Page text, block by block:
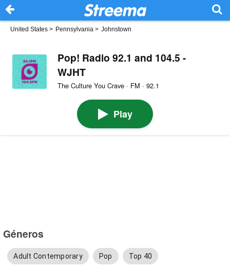
United States > Pennsylvania > Johnstown
Pop! Radio 92.1 and 104.5 -
WJHT
The Culture You Crave · FM · 92.1
Play
Géneros
Adult Contemporary Pop Top 40